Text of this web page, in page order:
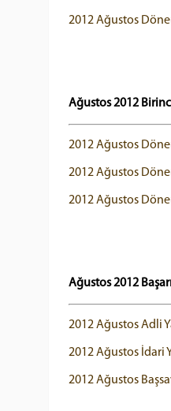
2012 Ağustos
Ağustos 2012
2012 Ağustos
2012 Ağustos
2012 Ağustos
Ağustos 2012
2012 Ağustos Adli
2012 Ağustos İdari
2012 Ağustos